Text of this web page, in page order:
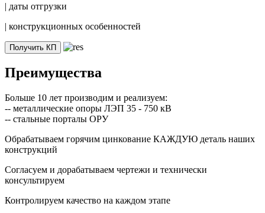
| даты отгрузки
| конструкционных особенностей
Получить КП
Преимущества
Больше 10 лет производим и реализуем:
-- металлические опоры ЛЭП 35 - 750 кВ
-- стальные порталы ОРУ
Обрабатываем горячим цинкование КАЖДУЮ деталь наших
конструкций
Согласуем и дорабатываем чертежи и технически
консультируем
Контролируем качество на каждом этапе